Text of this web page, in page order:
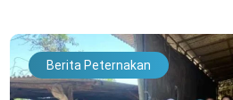
Berita Peternakan